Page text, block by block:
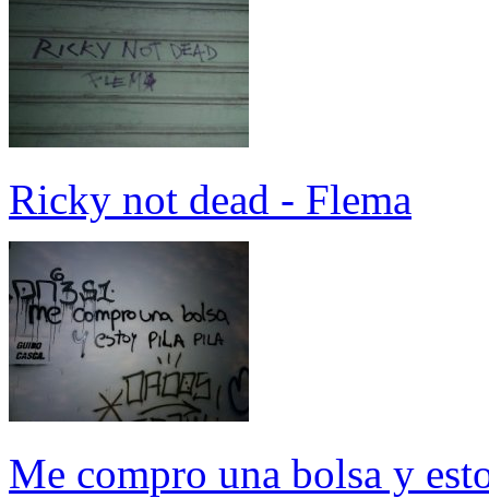
Ricky not dead - Flema
Me compro una bolsa y